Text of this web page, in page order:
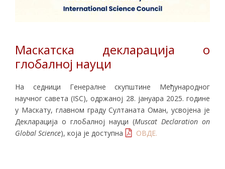
Маскатска декларација о
глобалној науци
На седници Генералне скупштине Међународног
научног савета (ISC), одржаној 28. јануара 2025. године
у Маскату, главном граду Султаната Оман, усвојена је
Декларација о глобалној науци (Muscat Declaration on
Global Science), која је доступна ОВДЕ.